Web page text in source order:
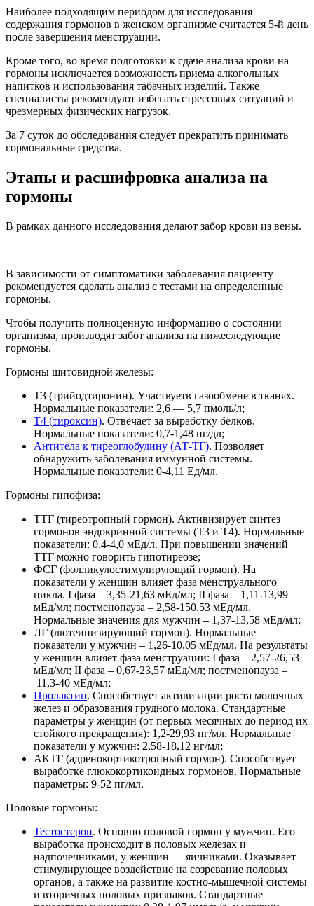
Наиболее подходящим периодом для исследования
содержания гормонов в женском организме считается 5-й день
после завершения менструации.
Кроме того, во время подготовки к сдаче анализа крови на
гормоны исключается возможность приема алкогольных
напитков и использования табачных изделий. Также
специалисты рекомендуют избегать стрессовых ситуаций и
чрезмерных физических нагрузок.
За 7 суток до обследования следует прекратить принимать
гормональные средства.
Этапы и расшифровка анализа на
гормоны
В рамках данного исследования делают забор крови из вены.
В зависимости от симптоматики заболевания пациенту
рекомендуется сделать анализ с тестами на определенные
гормоны.
Чтобы получить полноценную информацию о состоянии
организма, производят забот анализа на нижеследующие
гормоны.
Гормоны щитовидной железы:
Т3 (трийодтиронин). Участвуетв газообмене в тканях.
Нормальные показатели: 2,6 — 5,7 пмоль/л;
Т4 (тироксин). Отвечает за выработку белков.
Нормальные показатели: 0,7-1,48 нг/дл;
Антитела к тиреоглобулину (АТ-ТГ). Позволяет
обнаружить заболевания иммунной системы.
Нормальные показатели: 0-4,11 Ед/мл.
Гормоны гипофиза:
ТТГ (тиреотропный гормон). Активизирует синтез
гормонов эндокринной системы (Т3 и Т4). Нормальные
показатели: 0,4-4,0 мЕд/л. При повышении значений
ТТГ можно говорить гипотиреозе;
ФСГ (фолликулостимулирующий гормон). На
показатели у женщин влияет фаза менструального
цикла. I фаза – 3,35-21,63 мЕд/мл; II фаза – 1,11-13,99
мЕд/мл; постменопауза – 2,58-150,53 мЕд/мл.
Нормальные значения для мужчин – 1,37-13,58 мЕд/мл;
ЛГ (лютеинизирующий гормон). Нормальные
показатели у мужчин – 1,26-10,05 мЕд/мл. На результаты
у женщин влияет фаза менструации: I фаза – 2,57-26,53
мЕд/мл; II фаза – 0,67-23,57 мЕд/мл; постменопауза –
11,3-40 мЕд/мл;
Пролактин. Способствует активизации роста молочных
желез и образования грудного молока. Стандартные
параметры у женщин (от первых месячных до период их
стойкого прекращения): 1,2-29,93 нг/мл. Нормальные
показатели у мужчин: 2,58-18,12 нг/мл;
АКТГ (адренокортикотропный гормон). Способствует
выработке глюкокортикоидных гормонов. Нормальные
параметры: 9-52 пг/мл.
Половые гормоны:
Тестостерон. Основно половой гормон у мужчин. Его
выработка происходит в половых железах и
надпочечниками, у женщин — яичниками. Оказывает
стимулирующее воздействие на созревание половых
органов, а также на развитие костно-мышечной системы
и вторичных половых признаков. Стандартные